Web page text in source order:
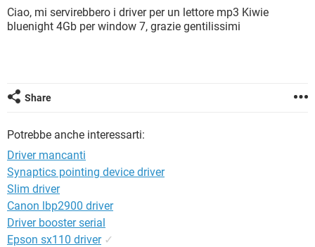
HARDWARE
INSTAGRAM WHATSAPP
TIKTOK FACEBOOK
iOS WINDOWS 10
HARDWARE
COVID-19 GAMING
INTRATTENIMENTO ANDROID
TIKTOK
Ciao, mi servirebbero i driver per un lettore mp3 Kiwie
bluenight 4Gb per window 7, grazie gentilissimi
Share
Potrebbe anche interessarti:
Driver mancanti
Synaptics pointing device driver
Slim driver
Canon lbp2900 driver
Driver booster serial
Epson sx110 driver ✓